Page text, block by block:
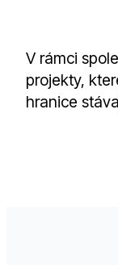
V rámci
projekty,
hranice